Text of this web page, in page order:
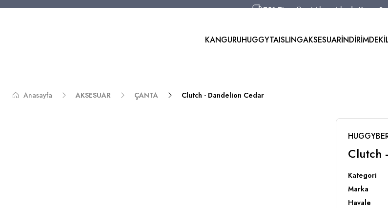
750 TL ve Üzeri Alışverişlerde Kargo
Worldwide Shipping!
750 TL ve Üzeri Alışverişlerde Kargo
KANGURUHUGGYTAISLINGAKSESUAR
Anasayfa AKSESUAR ÇANTA Clutch - Dandelion Cedar
Clutch
Kategori
Marka
Havale